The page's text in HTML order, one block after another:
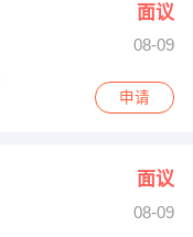
面议
08-09
申请
面议
08-09